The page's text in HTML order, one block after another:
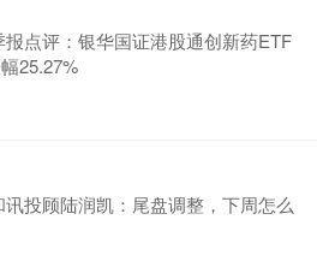
点评：银华国证港股通创新药ETF
25.27%
投顾陆润凯：尾盘调整，下周怎么